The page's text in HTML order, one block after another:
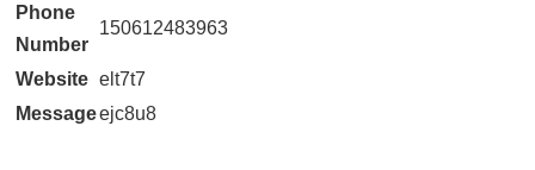
Phone
Number
150612483963
Website elt7t7
Messageejc8u8